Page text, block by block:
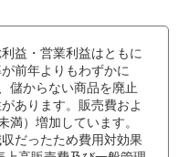
益・営業利益はともに
前年よりもわずかに
儲からない商品を廃止
あります。販売費およ
）増加しています。
だったため費用対効果